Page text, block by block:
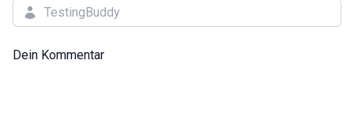
Dein Kommentar